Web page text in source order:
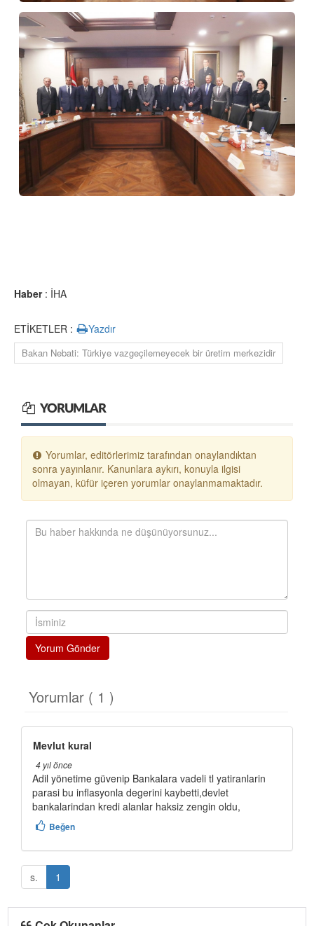
Haber: İHA
ETİKETLER : Yazdır
Bakan Nebati: Türkiye vazgeçilemeyecek bir üretim merkezidir
YORUMLAR
Yorumlar, editörlerimiz tarafından onaylandıktan
sonra yayınlanır. Kanunlara aykırı, konuyla ilgisi
olmayan, küfür içeren yorumlar onaylanmamaktadır.
Yorum Gönder
Yorumlar ( 1 )
Mevlut kural
4 yıl önce
Adil yönetime güvenip Bankalara vadeli tl yatiranlarin
parasi bu inflasyonla degerini kaybetti,devlet
bankalarindan kredi alanlar haksiz zengin oldu,
Beğen
s. 1